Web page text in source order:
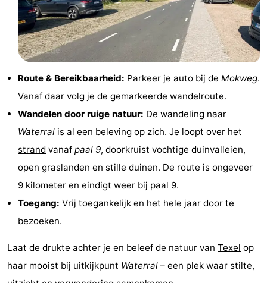
Speeltuinen
Minigolfbanen
Natuur
Rondleidingen
Sporten
Zwembaden
Fietsen
Wandelen
-
Surfen
-
Route & Bereikbaarheid: Parkeer je auto bij de Mokweg.
Vanaf daar volg je de gemarkeerde wandelroute.
Wandelen door ruige natuur: De wandeling naar
Waterral is al een beleving op zich. Je loopt over het
strand vanaf paal 9, doorkruist vochtige duinvalleien,
open graslanden en stille duinen. De route is ongeveer
9 kilometer en eindigt weer bij paal 9.
Toegang: Vrij toegankelijk en het hele jaar door te
bezoeken.
Laat de drukte achter je en beleef de natuur van Texel op
haar mooist bij uitkijkpunt Waterral – een plek waar stilte,